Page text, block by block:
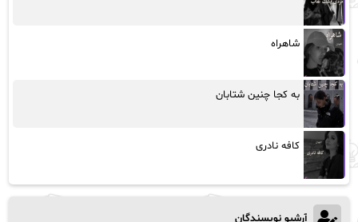
شاهراه
به کجا چنین شتابان
کافه نادری
آرشیو نویسندگان